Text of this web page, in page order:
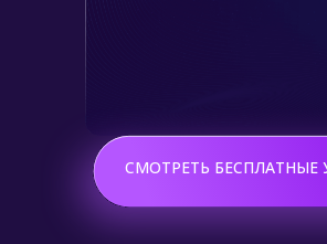
СМОТРЕТЬ БЕСПЛАТНЫЕ